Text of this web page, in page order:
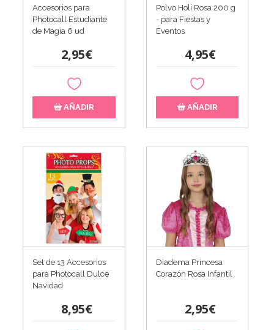
Accesorios para
Photocall Estudiante
de Magia 6 ud
2,95€
AÑADIR
Polvo Holi Rosa 200 g
- para Fiestas y
Eventos
4,95€
AÑADIR
Set de 13 Accesorios
para Photocall Dulce
Navidad
8,95€
Diadema Princesa
Corazón Rosa Infantil
2,95€